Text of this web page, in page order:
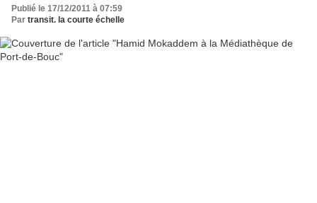
Publié le 17/12/2011 à 07:59
Par transit. la courte échelle